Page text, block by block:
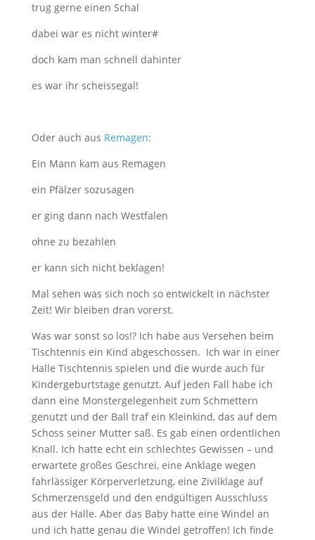
trug gerne einen Schal
dabei war es nicht winter#
doch kam man schnell dahinter
es war ihr scheissegal!
Oder auch aus Remagen:
Ein Mann kam aus Remagen
ein Pfälzer sozusagen
er ging dann nach Westfalen
ohne zu bezahlen
er kann sich nicht beklagen!
Mal sehen was sich noch so entwickelt in nächster
Zeit! Wir bleiben dran vorerst.
Was war sonst so los!? Ich habe aus Versehen beim
Tischtennis ein Kind abgeschossen. Ich war in einer
Halle Tischtennis spielen und die wurde auch für
Kindergeburtstage genutzt. Auf jeden Fall habe ich
dann eine Monstergelegenheit zum Schmettern
genutzt und der Ball traf ein Kleinkind, das auf dem
Schoss seiner Mutter saß. Es gab einen ordentlichen
Knall. Ich hatte echt ein schlechtes Gewissen – und
erwartete großes Geschrei, eine Anklage wegen
fahrlässiger Körperverletzung, eine Zivilklage auf
Schmerzensgeld und den endgültigen Ausschluss
aus der Halle. Aber das Baby hatte eine Windel an
und ich hatte genau die Windel getroffen! Ich finde